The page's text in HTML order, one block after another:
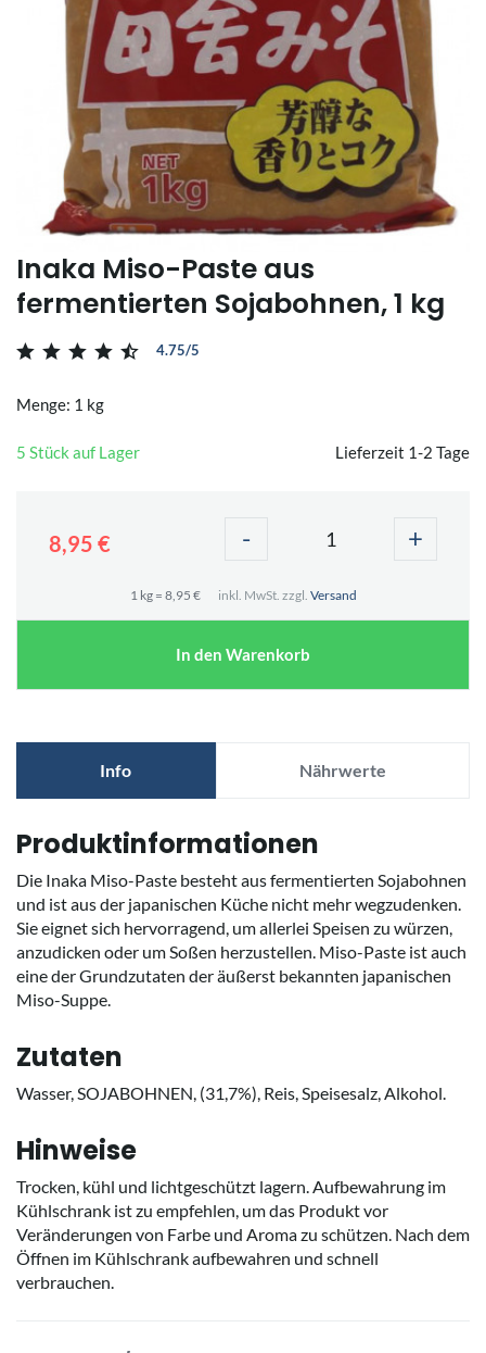
Inaka Miso-Paste aus
fermentierten Sojabohnen, 1 kg
4.75/5
Menge: 1 kg
5 Stück auf Lager Lieferzeit 1-2 Tage
8,95 € - +
1 kg = 8,95 € inkl. MwSt. zzgl. Versand
In den Warenkorb
Info Nährwerte
Produktinformationen
Die Inaka Miso-Paste besteht aus fermentierten Sojabohnen
und ist aus der japanischen Küche nicht mehr wegzudenken.
Sie eignet sich hervorragend, um allerlei Speisen zu würzen,
anzudicken oder um Soßen herzustellen. Miso-Paste ist auch
eine der Grundzutaten der äußerst bekannten japanischen
Miso-Suppe.
Zutaten
Wasser, SOJABOHNEN, (31,7%), Reis, Speisesalz, Alkohol.
Hinweise
Trocken, kühl und lichtgeschützt lagern. Aufbewahrung im
Kühlschrank ist zu empfehlen, um das Produkt vor
Veränderungen von Farbe und Aroma zu schützen. Nach dem
Öffnen im Kühlschrank aufbewahren und schnell
verbrauchen.